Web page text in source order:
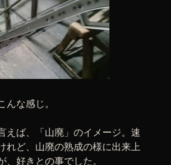
な感じ。
えば、「山廃」のイメージ。速
れど、山廃の熟成の様に出来上
、好きとの事でした。